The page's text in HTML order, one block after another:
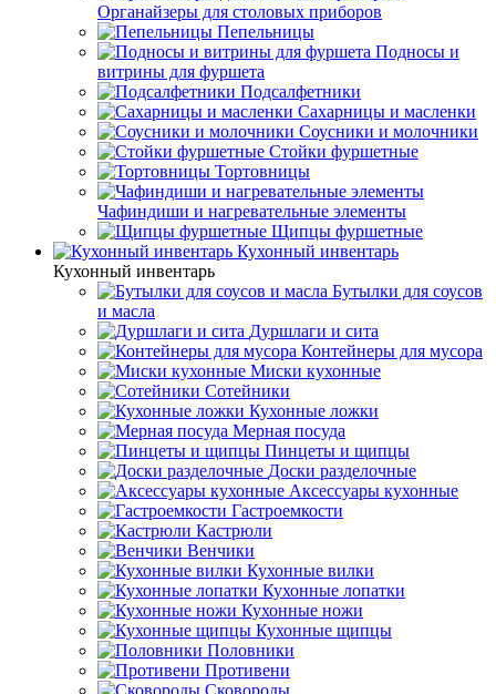
Органайзеры для столовых приборов
Пепельницы
Подносы и
витрины для фуршета
Подсалфетники
Сахарницы и масленки
Соусники и молочники
Стойки фуршетные
Тортовницы
Чафиндиши и нагревательные элементы
Щипцы фуршетные
Кухонный инвентарь
Кухонный инвентарь
Бутылки для соусов
и масла
Дуршлаги и сита
Контейнеры для мусора
Миски кухонные
Сотейники
Кухонные ложки
Мерная посуда
Пинцеты и щипцы
Доски разделочные
Аксессуары кухонные
Гастроемкости
Кастрюли
Венчики
Кухонные вилки
Кухонные лопатки
Кухонные ножи
Кухонные щипцы
Половники
Противени
Сковороды